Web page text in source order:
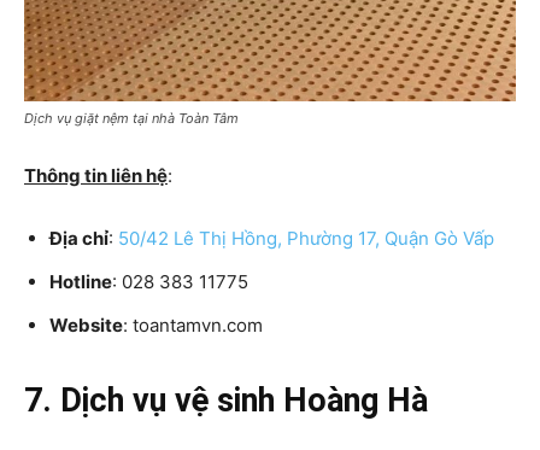
Dịch vụ giặt nệm tại nhà Toàn Tâm
Thông tin liên hệ:
Địa chỉ: 50/42 Lê Thị Hồng, Phường 17, Quận Gò Vấp
Hotline: 028 383 11775
Website: toantamvn.com
7. Dịch vụ vệ sinh Hoàng Hà